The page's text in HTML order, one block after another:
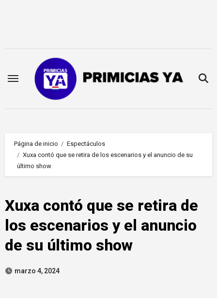
Página de inicio
Espectáculos
Xuxa contó que se retira de los escenarios y el anuncio de su
último show
Xuxa contó que se retira de
los escenarios y el anuncio
de su último show
marzo 4, 2024